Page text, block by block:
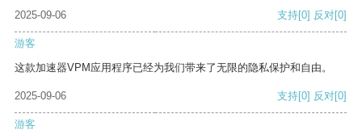
2025-09-06 支持[0] 反对[0]
游客
这款加速器VPM应用程序已经为我们带来了无限的隐私保护和自由。
2025-09-06 支持[0] 反对[0]
游客